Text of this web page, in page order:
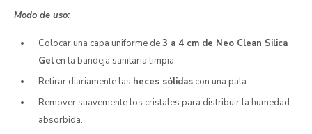
Modo de uso:
Colocar una capa uniforme de3 a 4 cm de Neo Clean Silica
Gelen la bandeja sanitaria limpia.
Retirar diariamente las heces sólidas con una pala.
Remover suavemente los cristales para distribuir la humedad
absorbida.